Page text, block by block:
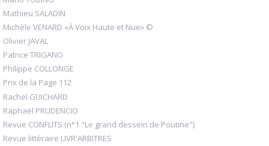
Mathieu SALADIN
Michèle VENARD «À Voix Haute et Nue» ©
Olivier JAVAL
Patrice TRIGANO
Philippe COLLONGE
Prix de la Page 112
Rachel GUICHARD
Raphaël PRUDENCIO
Revue CONFLITS (n°1 "Le grand dessein de Poutine")
Revue littéraire LIVR'ARBITRES